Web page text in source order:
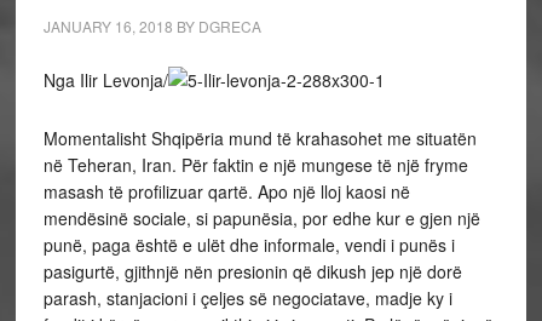
JANUARY 16, 2018 BY DGRECA
Nga Ilir Levonja/
Momentalisht Shqipëria mund të krahasohet me situatën
në Teheran, Iran. Për faktin e një mungese të një fryme
masash të profilizuar qartë. Apo një lloj kaosi në
mendësinë sociale, si papunësia, por edhe kur e gjen një
punë, paga është e ulët dhe informale, vendi i punës i
pasigurtë, gjithnjë nën presionin që dikush jep një dorë
parash, stanjacioni i çeljes së negociatave, madje ky i